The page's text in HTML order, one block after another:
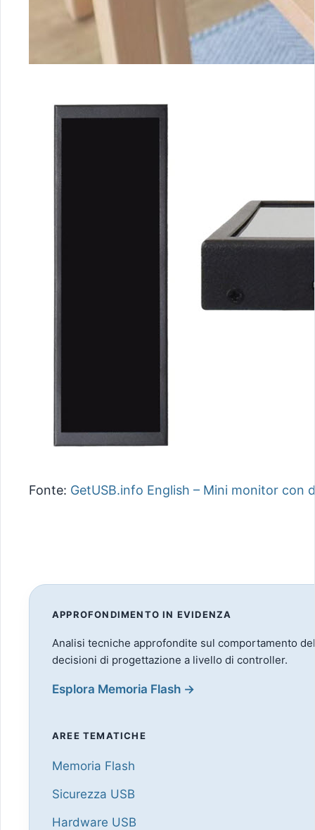
Fonte: GetUSB.info English – Mini monitor con
APPROFONDIMENTO IN EVIDENZA
Analisi tecniche approfondite sul comportamento
decisioni di progettazione a livello di controller.
Esplora Memoria Flash →
AREE TEMATICHE
Memoria Flash
Sicurezza USB
Hardware USB